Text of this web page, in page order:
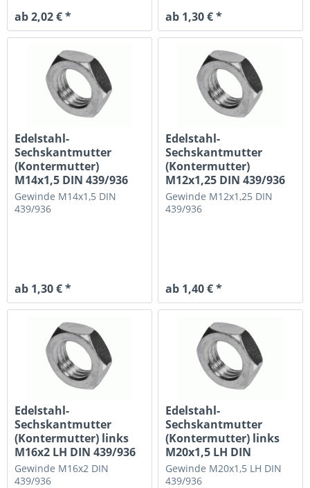
ab 2,02 € * ab 1,30 € *
Edelstahl-
Sechskantmutter
(Kontermutter)
M14x1,5 DIN 439/936
flache Ausführung
Gewinde M14x1,5 DIN
439/936
ab 1,30 € *
Edelstahl-
Sechskantmutter
(Kontermutter)
M12x1,25 DIN 439/936
flache Ausführung
Gewinde M12x1,25 DIN
439/936
ab 1,40 € *
Edelstahl-
Sechskantmutter
(Kontermutter) links
M16x2 LH DIN 439/936
flache...
Gewinde M16x2 DIN
439/936
Edelstahl-
Sechskantmutter
(Kontermutter) links
M20x1,5 LH DIN
439/936 flache...
Gewinde M20x1,5 LH DIN
439/936